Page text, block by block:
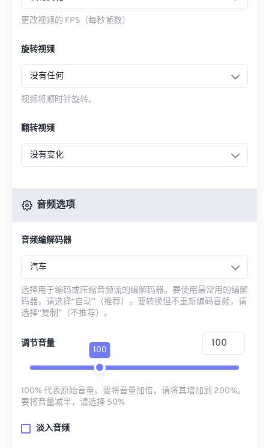
更改视频的 FPS（每秒帧数）
旋转视频
没有任何
视频将顺时针旋转。
翻转视频
没有变化
音频选项
音频编解码器
汽车
选择用于编码或压缩音频流的编解码器。要使用最常用的编解
码器，请选择“自动”（推荐）。要转换但不重新编码音频，请
选择“复制”（不推荐）。
调节音量
100
100% 代表原始音量。要将音量加倍，请将其增加到 200%。
要将音量减半，请选择 50%
淡入音频